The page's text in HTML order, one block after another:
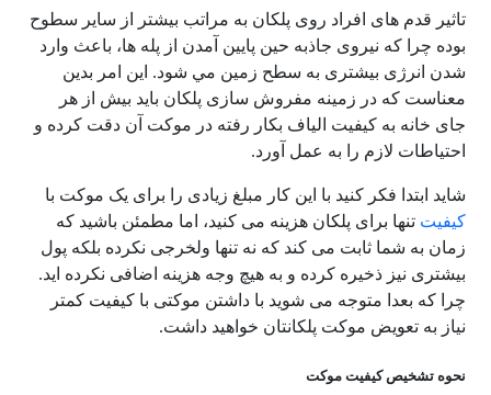
تاثیر قدم های افراد روی پلکان به مراتب بیشتر از سایر سطوح
بوده چرا که نیروی جاذبه حین پایین آمدن از پله ها، باعث وارد
شدن انرژی بیشتری به سطح زمین مي شود. این امر بدین
معناست که در زمینه مفروش سازی پلکان باید بیش از هر
جای خانه به کیفیت الیاف بکار رفته در موکت آن دقت کرده و
احتیاطات لازم را به عمل آورد.
شاید ابتدا فکر کنید با این کار مبلغ زیادی را برای یک موکت با
کیفیت تنها برای پلکان هزینه می کنید، اما مطمئن باشید که
زمان به شما ثابت می کند که نه تنها ولخرجی نکرده بلکه پول
بیشتری نیز ذخیره کرده و به هیچ وجه هزینه اضافی نکرده اید.
چرا که بعدا متوجه می شوید با داشتن موکتی با کیفیت کمتر
نیاز به تعویض موکت پلکانتان خواهید داشت.
نحوه تشخیص کیفیت موکت